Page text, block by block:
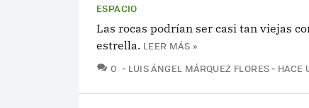
ESPACIO
Las rocas podrían ser casi tan viejas
estrella. LEER MÁS »
0 COMENTARIOS
LUIS ÁNGEL MÁRQUEZ FLORES HACE